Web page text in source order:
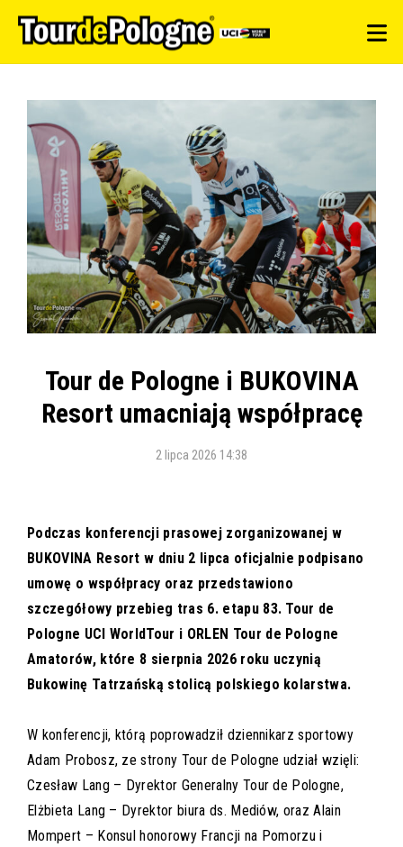
Tour de Pologne i BUKOVINA
Resort umacniają współpracę
2 lipca 2026 14:38
Podczas konferencji prasowej zorganizowanej w
BUKOVINA Resort w dniu 2 lipca oficjalnie podpisano
umowę o współpracy oraz przedstawiono
szczegółowy przebieg tras 6. etapu 83. Tour de
Pologne UCI WorldTour i ORLEN Tour de Pologne
Amatorów, które 8 sierpnia 2026 roku uczynią
Bukowinę Tatrzańską stolicą polskiego kolarstwa.
W konferencji, którą poprowadził dziennikarz sportowy
Adam Probosz, ze strony Tour de Pologne udział wzięli:
Czesław Lang – Dyrektor Generalny Tour de Pologne,
Elżbieta Lang – Dyrektor biura ds. Mediów, oraz Alain
Mompert – Konsul honorowy Francji na Pomorzu i